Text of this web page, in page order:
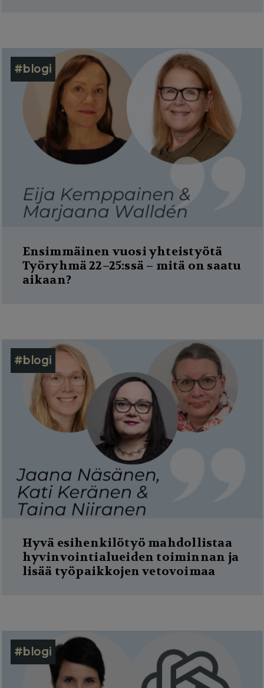
#blogi
Ensimmäinen vuosi yhteistyötä
Työryhmä 22–25:ssä – mitä on saatu
aikaan?
#blogi
Hyvä esihenkilötyö mahdollistaa
hyvinvointialueiden toiminnan ja
lisää työpaikkojen vetovoimaa
#blogi